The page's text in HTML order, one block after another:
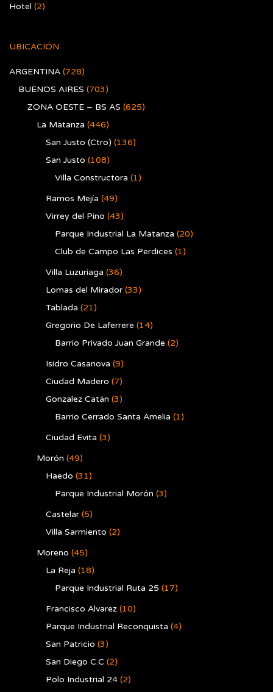
Hotel (2)
UBICACIÓN
ARGENTINA (728)
BUENOS AIRES (703)
ZONA OESTE – BS AS (625)
La Matanza (446)
San Justo (Ctro) (136)
San Justo (108)
Villa Constructora (1)
Ramos Mejía (49)
Virrey del Pino (43)
Parque Industrial La Matanza (20)
Club de Campo Las Perdices (1)
Villa Luzuriaga (36)
Lomas del Mirador (33)
Tablada (21)
Gregorio De Laferrere (14)
Barrio Privado Juan Grande (2)
Isidro Casanova (9)
Ciudad Madero (7)
Gonzalez Catán (3)
Barrio Cerrado Santa Amelia (1)
Ciudad Evita (3)
Morón (49)
Haedo (31)
Parque Industrial Morón (3)
Castelar (5)
Villa Sarmiento (2)
Moreno (45)
La Reja (18)
Parque Industrial Ruta 25 (17)
Francisco Alvarez (10)
Parque Industrial Reconquista (4)
San Patricio (3)
San Diego C.C (2)
Polo Industrial 24 (2)